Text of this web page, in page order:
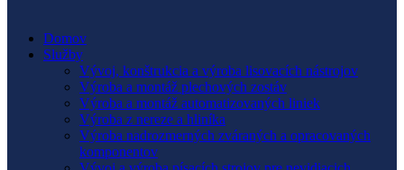
Domov
Služby
Vývoj, konštrukcia a výroba lisovacích nástrojov
Výroba a montáž plechových zostáv
Výroba a montáž automatizovaných liniek
Výroba z nereze a hliníka
Výroba nadrozmerných zváraných a opracovaných
komponentov